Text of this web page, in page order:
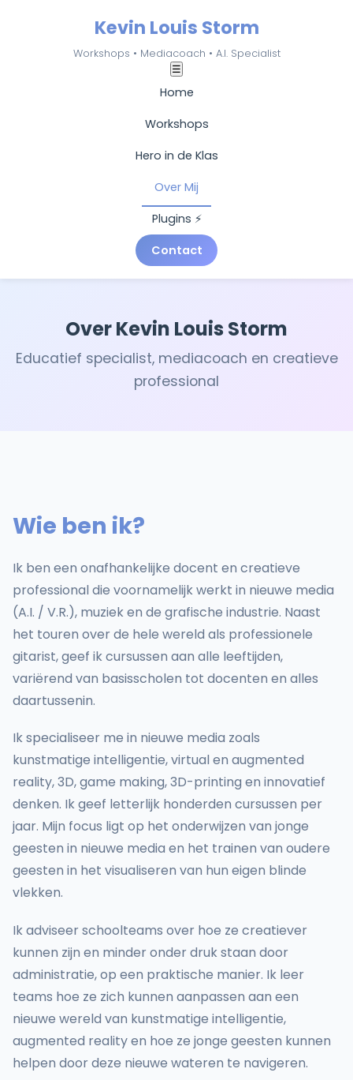
Kevin Louis Storm
Workshops • Mediacoach • A.I. Specialist
☰
Home
Workshops
Hero in de Klas
Over Mij
Plugins ⚡
Contact
Over Kevin Louis Storm
Educatief specialist, mediacoach en creatieve
professional
Wie ben ik?
Ik ben een onafhankelijke docent en creatieve
professional die voornamelijk werkt in nieuwe media
(A.I. / V.R.), muziek en de grafische industrie. Naast
het touren over de hele wereld als professionele
gitarist, geef ik cursussen aan alle leeftijden,
variërend van basisscholen tot docenten en alles
daartussenin.
Ik specialiseer me in nieuwe media zoals
kunstmatige intelligentie, virtual en augmented
reality, 3D, game making, 3D-printing en innovatief
denken. Ik geef letterlijk honderden cursussen per
jaar. Mijn focus ligt op het onderwijzen van jonge
geesten in nieuwe media en het trainen van oudere
geesten in het visualiseren van hun eigen blinde
vlekken.
Ik adviseer schoolteams over hoe ze creatiever
kunnen zijn en minder onder druk staan door
administratie, op een praktische manier. Ik leer
teams hoe ze zich kunnen aanpassen aan een
nieuwe wereld van kunstmatige intelligentie,
augmented reality en hoe ze jonge geesten kunnen
helpen door deze nieuwe wateren te navigeren.